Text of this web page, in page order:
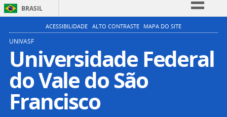
BRASIL
Simplifique!
Participe
Acesso à informação
Legislação
ACESSIBILIDADE ALTO CONTRASTE MAPA DO SITE
UNIVASF
Universidade Federal
do Vale do São
Francisco